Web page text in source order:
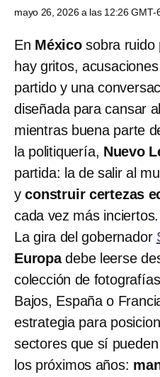
mayo 26, 2026 a las 12:26 GMT-
En Méxicosobra ruido
hay gritos,
partido y una
diseñada para cansar
mientras buena parte
la politiquería, Nuevo
partida: la de salir al
yconstruir certezas
cada vez más inciertos.
La gira del gobernador
Europadebe leerse
colección de
Bajos, España o
estrategia para
sectores que sí
los próximos años: